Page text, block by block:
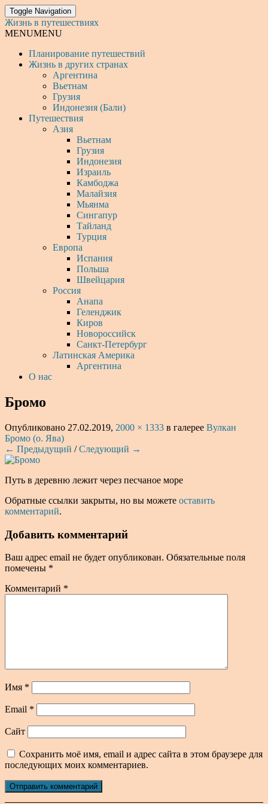
Toggle Navigation
Жизнь в путешествиях
MENUMENU
Планирование путешествий
Жизнь в других странах
Аргентина
Вьетнам
Грузия
Индонезия (Бали)
Путешествия
Азия
Вьетнам
Грузия
Индонезия
Израиль
Камбоджа
Малайзия
Мьянма
Сингапур
Тайланд
Турция
Европа
Испания
Польша
Швейцария
Россия
Анапа
Геленджик
Киров
Новороссийск
Санкт-Петербург
Латинская Америка
Аргентина
О нас
Бромо
Опубликовано 27.02.2019, 2000 × 1333 в галерее Вулкан
Бромо (о. Ява)
← Предыдущий /Следующий →
Путь в деревню лежит через песчаное море
Обратные ссылки закрыты, но вы можете оставить
комментарий.
Добавить комментарий
Ваш адрес email не будет опубликован. Обязательные поля
помечены *
Комментарий *
Имя *
Email *
Сайт
Сохранить моё имя, email и адрес сайта в этом браузере для
последующих моих комментариев.